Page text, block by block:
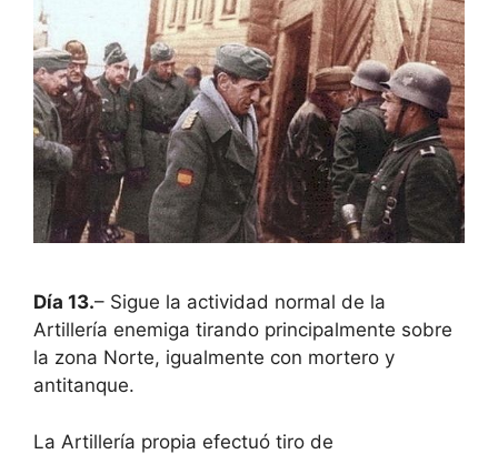
Día 13.– Sigue la actividad normal de la
Artillería enemiga tirando principalmente sobre
la zona Norte, igualmente con mortero y
antitanque.
La Artillería propia efectuó tiro de